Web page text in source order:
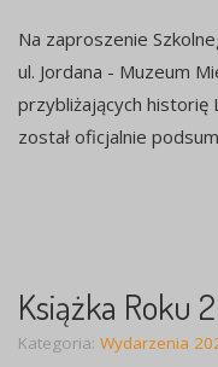
Na zaproszenie
ul. Jordana - Muzeum
przybliżających historię
został oficjalnie
Książka Roku
Kategoria: Wydarzenia